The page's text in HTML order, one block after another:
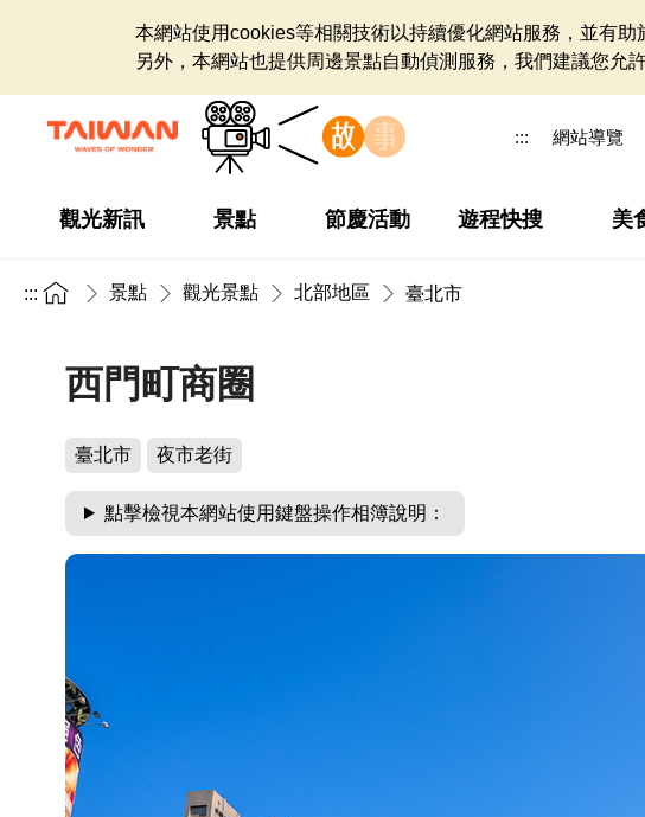
本網站使用cookies等相關技術以持續優化網站服務，並有
另外，本網站也提供周邊景點自動偵測服務，我們建議您允
::: 網站導覽
觀光新訊 景點 節慶活動 遊程快搜 美
::: 景點 觀光景點 北部地區 臺北市
西門町商圈
臺北市 夜市老街
點擊檢視本網站使用鍵盤操作相簿說明：